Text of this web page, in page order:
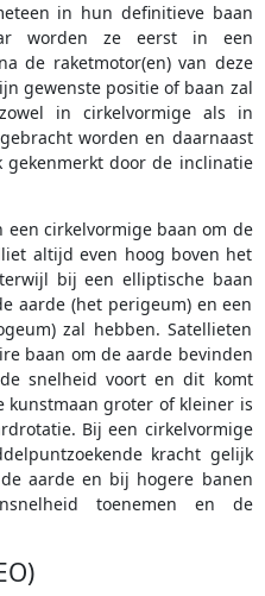
in hun definitieve baan
worden ze eerst in een
de raketmotor(en) van deze
gewenste positie of baan zal
in cirkelvormige als in
worden en daarnaast
gekenmerkt door de inclinatie
een cirkelvormige baan om de
altijd even hoog boven het
bij een elliptische baan
aarde (het perigeum) en een
zal hebben. Satellieten
baan om de aarde bevinden
snelheid voort en dit komt
kunstmaan groter of kleiner is
Bij een cirkelvormige
kracht gelijk
aarde en bij hogere banen
toenemen en de